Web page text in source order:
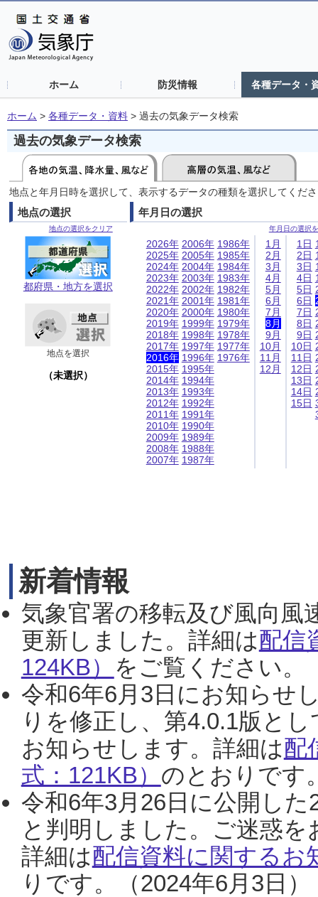
ホーム 防災情報 各種データ・
ホーム > 各種データ・資料 > 過去の気象データ検索
過去の気象データ検索
地点と年月日時を選択して、表示するデータの種類を選択してくだ
地点の選択
地点の選択をクリア
都府県・地方を選択
地点を選択
（未選択）
年月日の選択
年月日の選択
2026年
2025年
2024年
2023年
2022年
2021年
2020年
2019年
2018年
2017年
2016年
2015年
2014年
2013年
2012年
2011年
2010年
2009年
2008年
2007年
2006年
2005年
2004年
2003年
2002年
2001年
2000年
1999年
1998年
1997年
1996年
1995年
1994年
1993年
1992年
1991年
1990年
1989年
1988年
1987年
1986年
1985年
1984年
1983年
1982年
1981年
1980年
1979年
1978年
1977年
1976年
1月
2月
3月
4月
5月
6月
7月
8月
9月
10月
11月
12月
1日
2日
3日
4日
5日
6日
7日
8日
9日
10日
11日
12日
13日
14日
15日
新着情報
気象官署の移転及び風向風
更新しました。詳細は配信
124KB） をご覧ください。
令和6年6月3日にお知らせ
りを修正し、第4.0.1版と
お知らせします。詳細は配
式：121KB） のとおりです
令和6年3月26日に公開し
と判明しました。ご迷惑
詳細は配信資料に関するお
りです。（2024年6月3日）